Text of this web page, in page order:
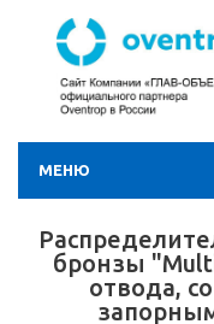
МЕНЮ
бронзы
отвода,